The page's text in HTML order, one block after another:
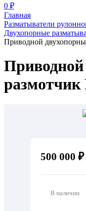
0 ₽
Главная
Разматыватели
Двухопорные
Приводной
500 000 ₽
В наличии